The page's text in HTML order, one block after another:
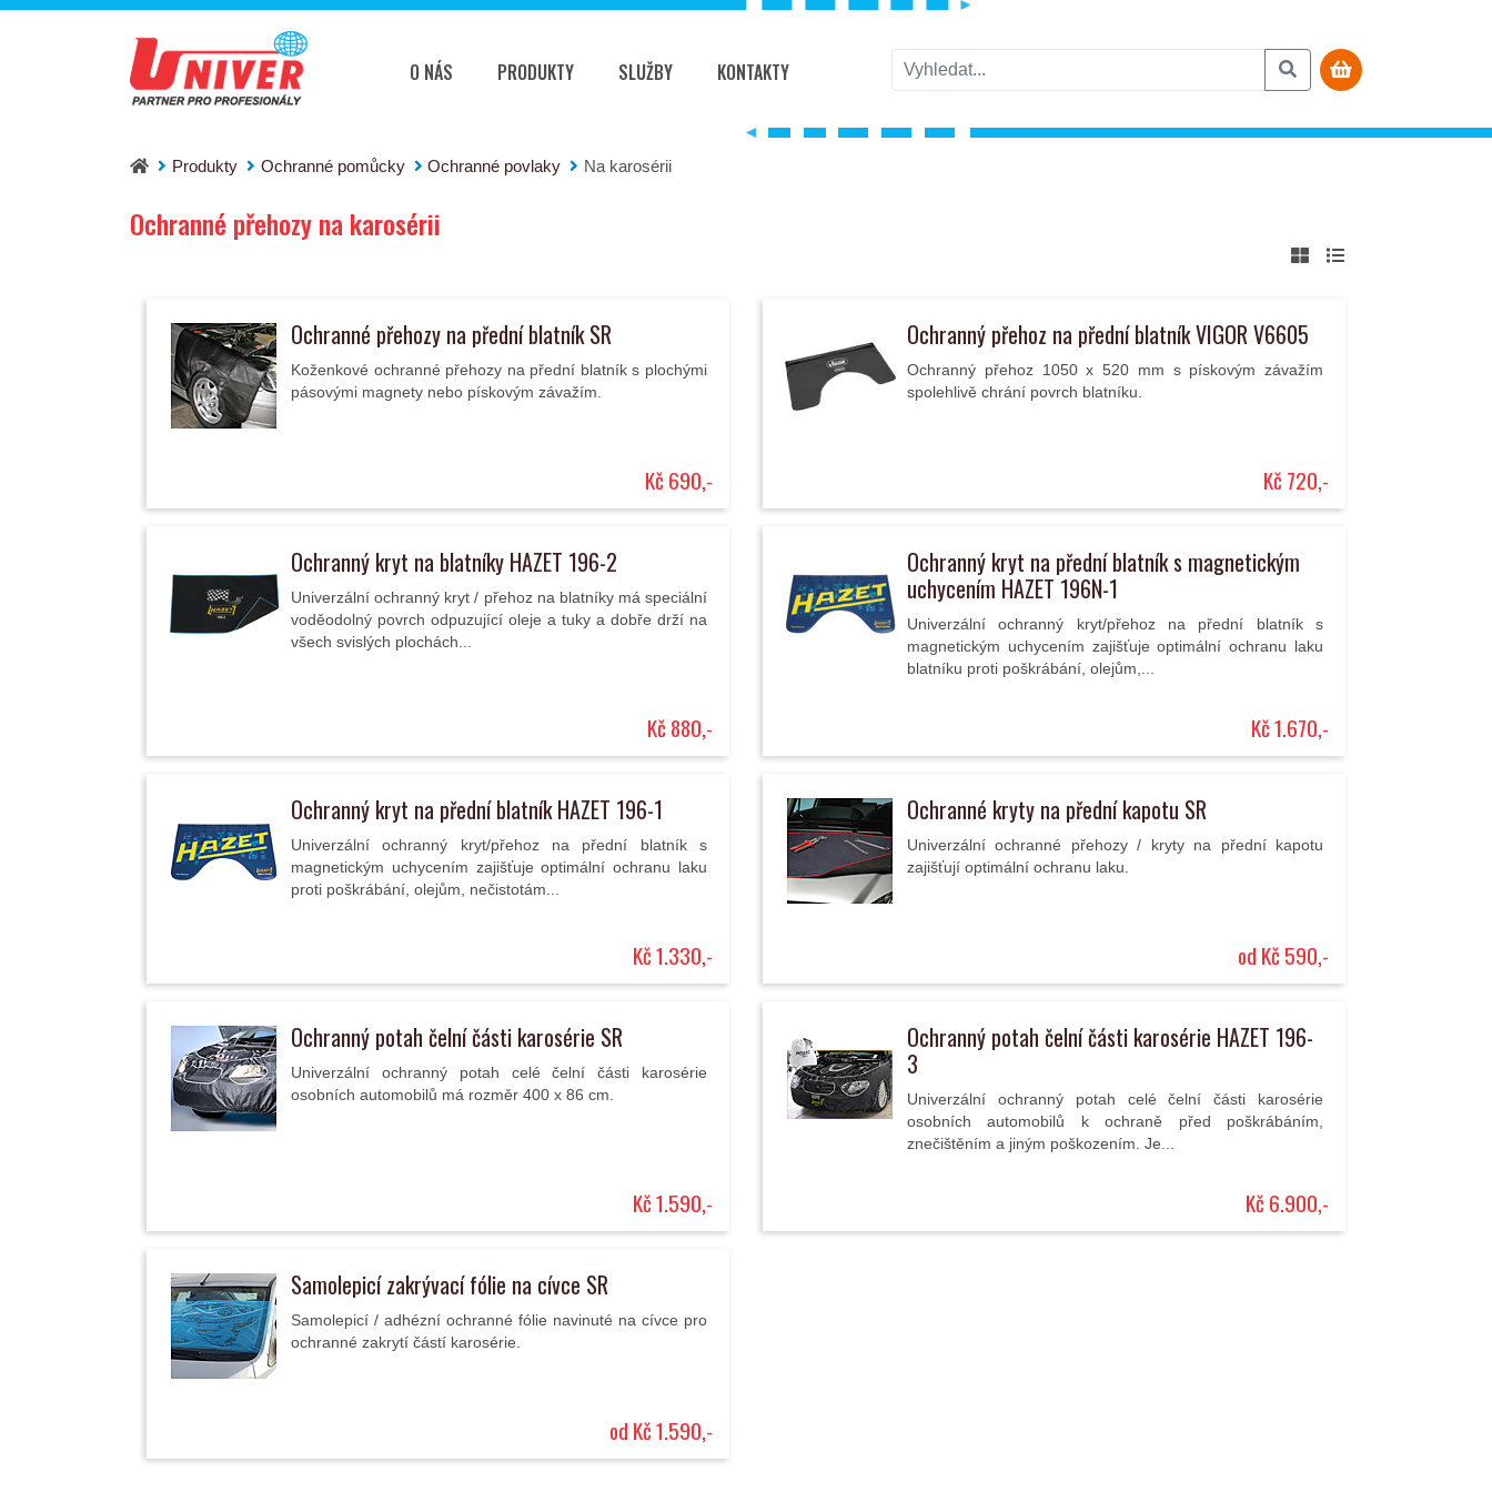
O NÁS PRODUKTY SLUŽBY KONTAKTY
Produkty Ochranné pomůcky Ochranné povlaky Na karosérii
Ochranné přehozy na karosérii
Ochranné přehozy na přední blatník SR
Koženkové ochranné přehozy na přední blatník s plochými
pásovými magnety nebo pískovým závažím.
Kč 690,-
Ochranný přehoz na přední blatník VIGOR V6605
Ochranný přehoz 1050 x 520 mm s pískovým závažím
spolehlivě chrání povrch blatníku.
Kč 720,-
Ochranný kryt na blatníky HAZET 196-2
Univerzální ochranný kryt / přehoz na blatníky má speciální
voděodolný povrch odpuzující oleje a tuky a dobře drží na
všech svislých plochách...
Kč 880,-
Ochranný kryt na přední blatník s magnetickým
uchycením HAZET 196N-1
Univerzální ochranný kryt/přehoz na přední blatník s
magnetickým uchycením zajišťuje optimální ochranu laku
blatníku proti poškrábání, olejům,...
Kč 1.670,-
Ochranný kryt na přední blatník HAZET 196-1
Univerzální ochranný kryt/přehoz na přední blatník s
magnetickým uchycením zajišťuje optimální ochranu laku
proti poškrábání, olejům, nečistotám...
Kč 1.330,-
Ochranné kryty na přední kapotu SR
Univerzální ochranné přehozy / kryty na přední kapotu
zajišťují optimální ochranu laku.
od Kč 590,-
Ochranný potah čelní části karosérie SR
Univerzální ochranný potah celé čelní části karosérie
osobních automobilů má rozměr 400 x 86 cm.
Kč 1.590,-
Ochranný potah čelní části karosérie HAZET 196-
3
Univerzální ochranný potah celé čelní části karosérie
osobních automobilů k ochraně před poškrábáním,
znečištěním a jiným poškozením. Je...
Kč 6.900,-
Samolepicí zakrývací fólie na cívce SR
Samolepicí / adhézní ochranné fólie navinuté na cívce pro
ochranné zakrytí částí karosérie.
od Kč 1.590,-